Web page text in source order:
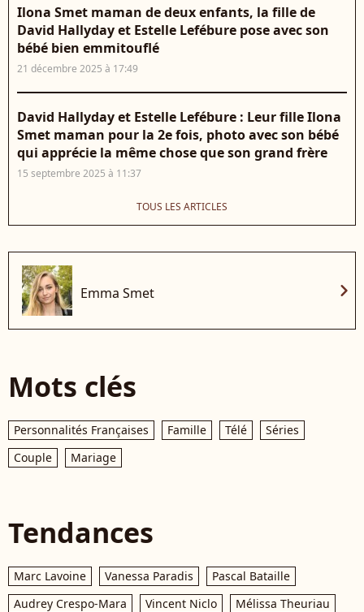
Ilona Smet maman de deux enfants, la fille de
David Hallyday et Estelle Lefébure pose avec son
bébé bien emmitouflé
21 décembre 2025 à 17:49
David Hallyday et Estelle Lefébure : Leur fille Ilona
Smet maman pour la 2e fois, photo avec son bébé
qui apprécie la même chose que son grand frère
15 septembre 2025 à 11:37
TOUS LES ARTICLES
Emma Smet chevron_right
Mots clés
Personnalités Françaises Famille Télé
Séries
Couple
Mariage
Tendances
Marc Lavoine Vanessa Paradis
Pascal Bataille
Audrey Crespo-Mara
Vincent Niclo
Mélissa Theuriau